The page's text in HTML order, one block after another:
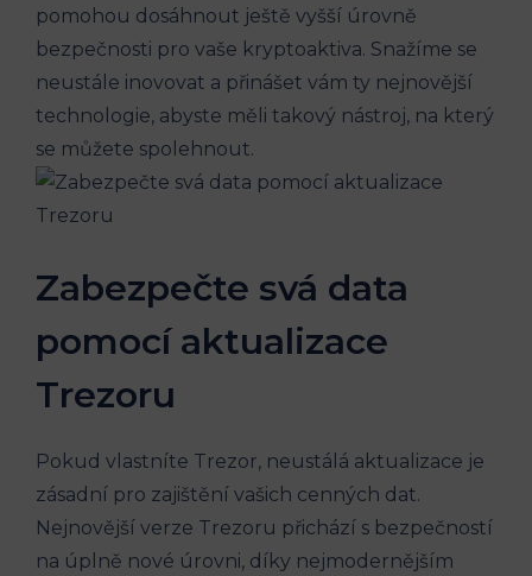
pomohou dosáhnout ještě vyšší úrovně
bezpečnosti pro vaše kryptoaktiva. Snažíme se
neustále inovovat a přinášet vám ty nejnovější
technologie, abyste měli takový nástroj, na který
se můžete spolehnout.
Zabezpečte svá data
pomocí aktualizace
Trezoru
Pokud vlastníte Trezor, neustálá aktualizace je
zásadní pro zajištění vašich cenných dat.
Nejnovější verze Trezoru přichází s bezpečností
na úplně nové úrovni, díky nejmodernějším